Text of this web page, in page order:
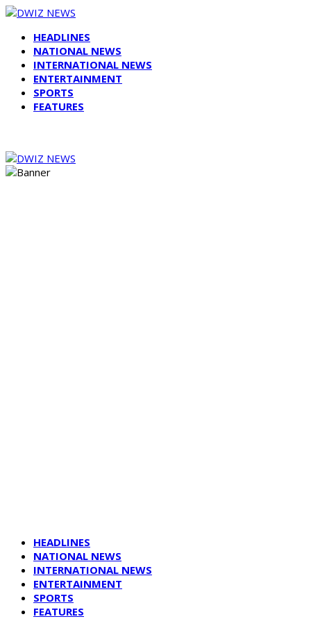
HEADLINES
NATIONAL NEWS
INTERNATIONAL NEWS
ENTERTAINMENT
SPORTS
FEATURES
HEADLINES
NATIONAL NEWS
INTERNATIONAL NEWS
ENTERTAINMENT
SPORTS
FEATURES